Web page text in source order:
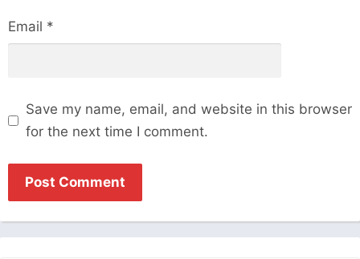
Email *
Save my name, email, and website in this browser
for the next time I comment.